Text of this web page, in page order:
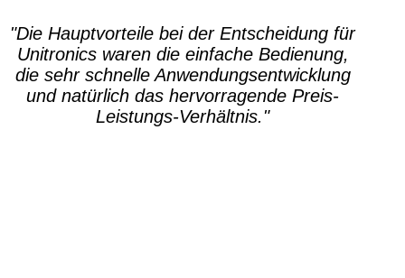
"Die Hauptvorteile bei der Entscheidung für
Unitronics waren die einfache Bedienung,
die sehr schnelle Anwendungsentwicklung
und natürlich das hervorragende Preis-
Leistungs-Verhältnis."